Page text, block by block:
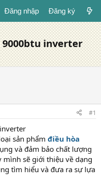
Đăng nhập Đăng ký
inverter
#1
sản phẩm điều hòa
và đảm bảo chất lượng
mình sẽ giới thiệu về dạng
tìm hiểu và đưa ra sự lựa